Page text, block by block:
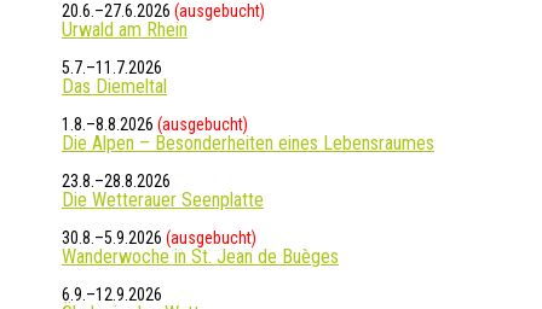
20.6.–27.6.2026 (ausgebucht)
Urwald am Rhein
5.7.–11.7.2026
Das Diemeltal
1.8.–8.8.2026 (ausgebucht)
Die Alpen – Besonderheiten eines Lebensraumes
23.8.–28.8.2026
Die Wetterauer Seenplatte
30.8.–5.9.2026 (ausgebucht)
Wanderwoche in St. Jean de Buèges
6.9.–12.9.2026